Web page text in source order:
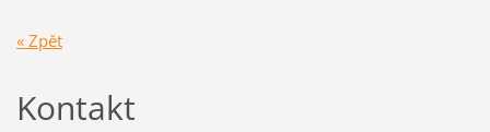
« Zpět
Kontakt